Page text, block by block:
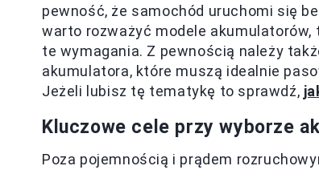
pewność, że samochód uruchomi się
warto rozważyć modele akumulatorów,
te wymagania. Z pewnością należy
akumulatora, które muszą idealnie
Jeżeli lubisz tę tematykę to sprawdź,
Kluczowe cele przy wyborze
Poza pojemnością i prądem